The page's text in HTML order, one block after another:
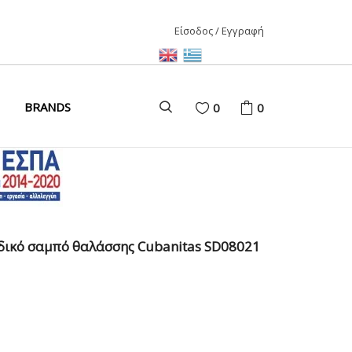
Είσοδος / Εγγραφή
BRANDS 0 0
σαμπό θαλάσσης Cubanitas SD08021